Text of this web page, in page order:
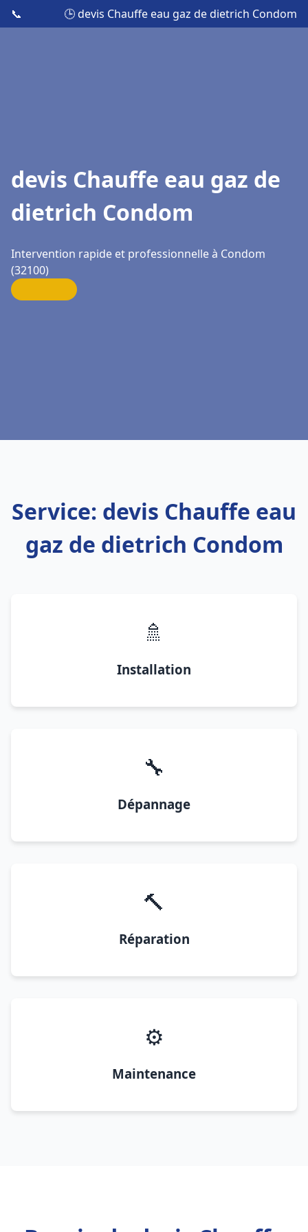
📞 🕒 devis Chauffe eau gaz de dietrich Condom
devis Chauffe eau gaz de
dietrich Condom
Intervention rapide et professionnelle à Condom
(32100)
Service: devis Chauffe eau
gaz de dietrich Condom
🚿
Installation
🔧
Dépannage
🔨
Réparation
⚙️
Maintenance